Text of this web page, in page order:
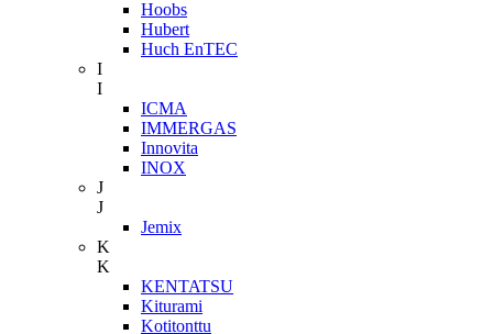
Hoobs
Hubert
Huch EnTEC
I
I
ICMA
IMMERGAS
Innovita
INOX
J
J
Jemix
K
K
KENTATSU
Kiturami
Kotitonttu